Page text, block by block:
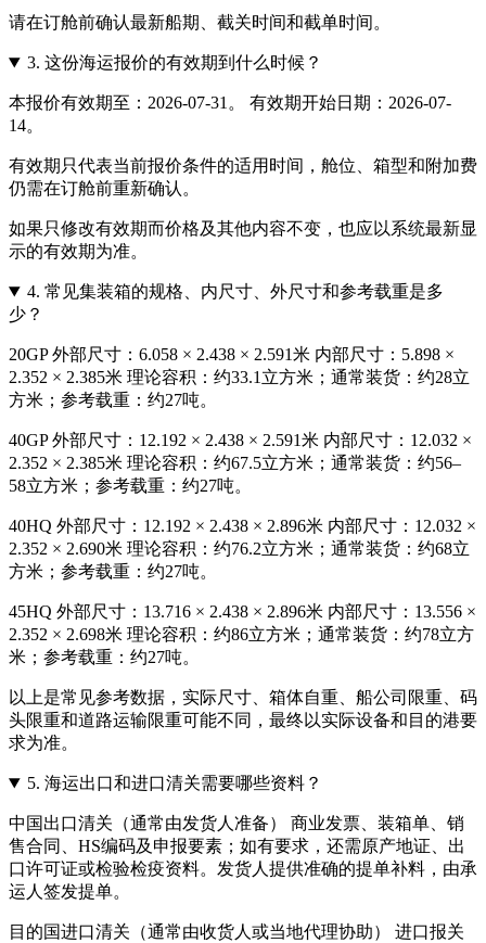
请在订舱前确认最新船期、截关时间和截单时间。
3. 这份海运报价的有效期到什么时候？
本报价有效期至：2026-07-31。 有效期开始日期：2026-07-
14。
有效期只代表当前报价条件的适用时间，舱位、箱型和附加费
仍需在订舱前重新确认。
如果只修改有效期而价格及其他内容不变，也应以系统最新显
示的有效期为准。
4. 常见集装箱的规格、内尺寸、外尺寸和参考载重是多
少？
20GP 外部尺寸：6.058 × 2.438 × 2.591米 内部尺寸：5.898 ×
2.352 × 2.385米 理论容积：约33.1立方米；通常装货：约28立
方米；参考载重：约27吨。
40GP 外部尺寸：12.192 × 2.438 × 2.591米 内部尺寸：12.032 ×
2.352 × 2.385米 理论容积：约67.5立方米；通常装货：约56–
58立方米；参考载重：约27吨。
40HQ 外部尺寸：12.192 × 2.438 × 2.896米 内部尺寸：12.032 ×
2.352 × 2.690米 理论容积：约76.2立方米；通常装货：约68立
方米；参考载重：约27吨。
45HQ 外部尺寸：13.716 × 2.438 × 2.896米 内部尺寸：13.556 ×
2.352 × 2.698米 理论容积：约86立方米；通常装货：约78立方
米；参考载重：约27吨。
以上是常见参考数据，实际尺寸、箱体自重、船公司限重、码
头限重和道路运输限重可能不同，最终以实际设备和目的港要
求为准。
5. 海运出口和进口清关需要哪些资料？
中国出口清关（通常由发货人准备） 商业发票、装箱单、销
售合同、HS编码及申报要素；如有要求，还需原产地证、出
口许可证或检验检疫资料。发货人提供准确的提单补料，由承
运人签发提单。
目的国进口清关（通常由收货人或当地代理协助） 进口报关